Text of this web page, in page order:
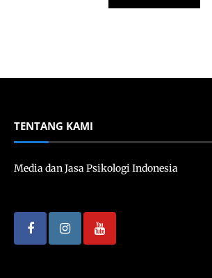
TENTANG KAMI
Media dan Jasa Psikologi Indonesia